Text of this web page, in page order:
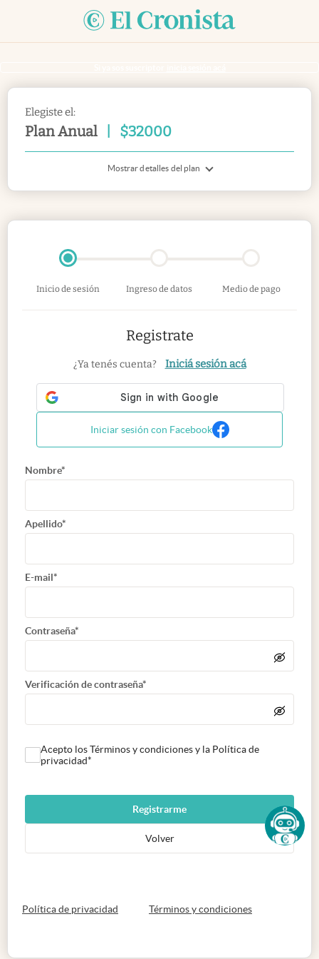
Elegiste el:
Plan Anual $32000
Mostrar detalles del plan
Inicio de sesión Ingreso de datos Medio de pago
Registrate
¿Ya tenés cuenta? Iniciá sesión acá
Iniciar sesión con Facebook
Nombre*
Apellido*
E-mail*
Contraseña*
Verificación de contraseña*
Acepto los Términos y condiciones y la Política de
privacidad*
Registrarme
Volver
Política de privacidad abre en nueva pestaña
Términos y condicionesabre en nueva